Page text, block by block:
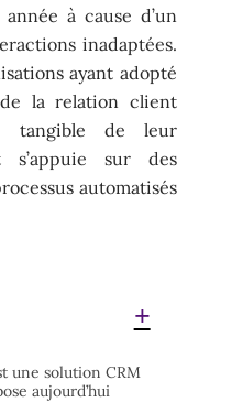
à cause d’un
inadaptées.
ayant adopté
la relation client
tangible de leur
s’appuie sur des
automatisés
une solution CRM
aujourd’hui